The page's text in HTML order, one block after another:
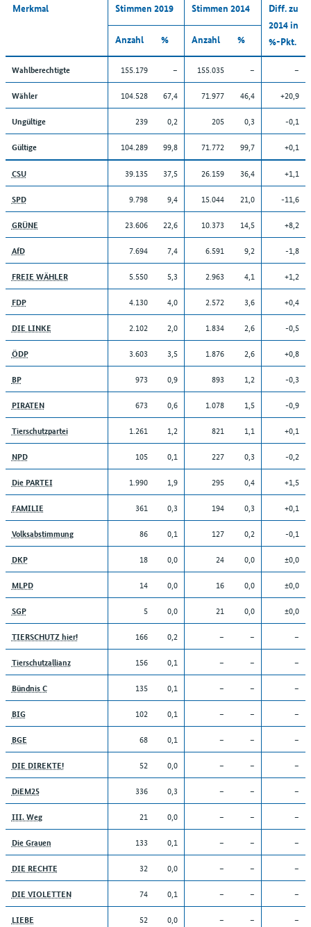
Merkmal Stimmen 2019 Stimmen 2014
Diff. zu
2014 in
%-Pkt.
Anzahl % Anzahl %
Wahlberechtigte 155.179 – 155.035 – –
Wähler 104.528 67,4 71.977 46,4 +20,9
Ungültige 239 0,2 205 0,3 -0,1
Gültige 104.289 99,8 71.772 99,7 +0,1
CSU 39.135 37,5 26.159 36,4 +1,1
SPD 9.798 9,4 15.044 21,0 -11,6
GRÜNE 23.606 22,6 10.373 14,5 +8,2
AfD 7.694 7,4 6.591 9,2 -1,8
FREIE WÄHLER 5.550 5,3 2.963 4,1 +1,2
FDP 4.130 4,0 2.572 3,6 +0,4
DIE LINKE 2.102 2,0 1.834 2,6 -0,5
ÖDP 3.603 3,5 1.876 2,6 +0,8
BP 973 0,9 893 1,2 -0,3
PIRATEN 673 0,6 1.078 1,5 -0,9
Tierschutzpartei 1.261 1,2 821 1,1 +0,1
NPD 105 0,1 227 0,3 -0,2
Die PARTEI 1.990 1,9 295 0,4 +1,5
FAMILIE 361 0,3 194 0,3 +0,1
Volksabstimmung 86 0,1 127 0,2 -0,1
DKP 18 0,0 24 0,0 ±0,0
MLPD 14 0,0 16 0,0 ±0,0
SGP 5 0,0 21 0,0 ±0,0
TIERSCHUTZ hier! 166 0,2 – – –
Tierschutzallianz 156 0,1 – – –
Bündnis C 135 0,1 – – –
BIG 102 0,1 – – –
BGE 68 0,1 – – –
DIE DIREKTE! 52 0,0 – – –
DiEM25 336 0,3 – – –
III. Weg 21 0,0 – – –
Die Grauen 133 0,1 – – –
DIE RECHTE 32 0,0 – – –
DIE VIOLETTEN 74 0,1 – – –
LIEBE 52 0,0 – – –